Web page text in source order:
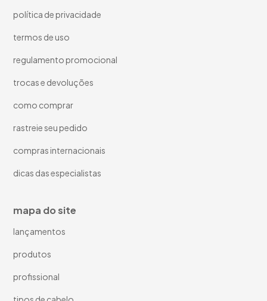
política de privacidade
termos de uso
regulamento promocional
trocas e devoluções
como comprar
rastreie seu pedido
compras internacionais
dicas das especialistas
mapa do site
lançamentos
produtos
profissional